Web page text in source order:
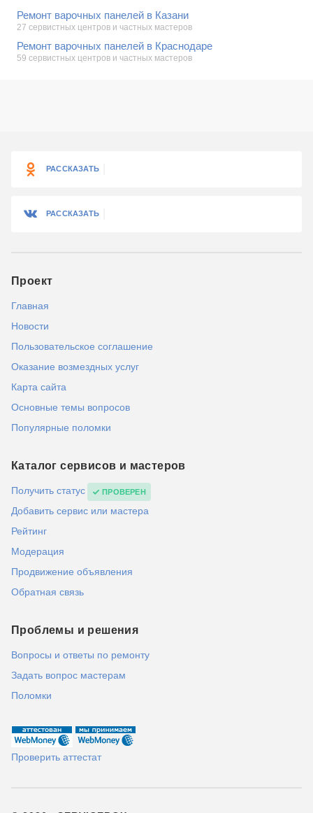
Ремонт варочных панелей в Казани
27 сервистных центров и частных мастеров
Ремонт варочных панелей в Краснодаре
59 сервистных центров и частных мастеров
РАССКАЗАТЬ
РАССКАЗАТЬ
Проект
Главная
Новости
Пользовательское соглашение
Оказание возмездных услуг
Карта сайта
Основные темы вопросов
Популярные поломки
Каталог сервисов и мастеров
Получить статус ПРОВЕРЕН
Добавить сервис или мастера
Рейтинг
Модерация
Продвижение объявления
Обратная связь
Проблемы и решения
Вопросы и ответы по ремонту
Задать вопрос мастерам
Поломки
Проверить аттестат